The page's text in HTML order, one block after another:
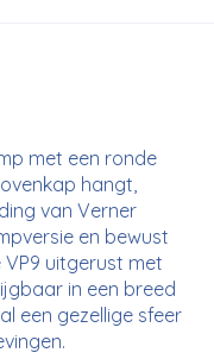
met een ronde
hangt,
van Verner
en bewust
uitgerust met
in een breed
een gezellige sfeer